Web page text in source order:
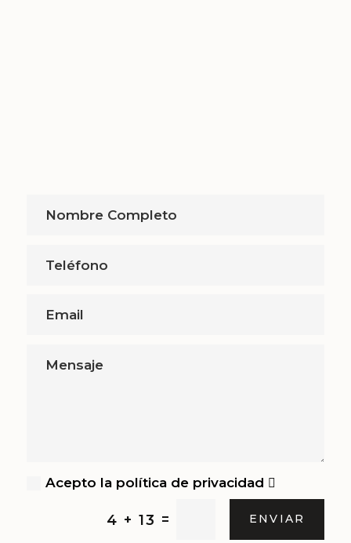
Acepto la política de privacidad
4 + 13 = ENVIAR